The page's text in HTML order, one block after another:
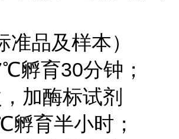
准品及样本）
孵育30分钟；
加酶标试剂
育半小时；